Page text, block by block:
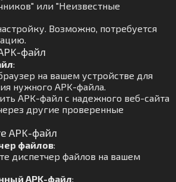
или "Неизвестные
Возможно, потребуется
файл
:
на вашем устройстве для
нужного APK-файла.
APK-файл с надежного веб-сайта
другие проверенные
APK-файл
файлов:
диспетчер файлов на вашем
APK-файл: